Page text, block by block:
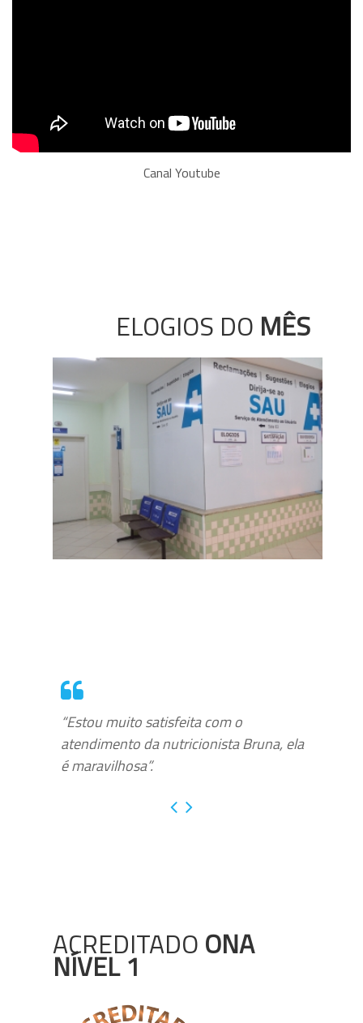
Canal Youtube
ELOGIOS DO MÊS
“Estou muito satisfeita com o
atendimento da nutricionista Bruna, ela
é maravilhosa”.
ACREDITADO ONA
NÍVEL 1